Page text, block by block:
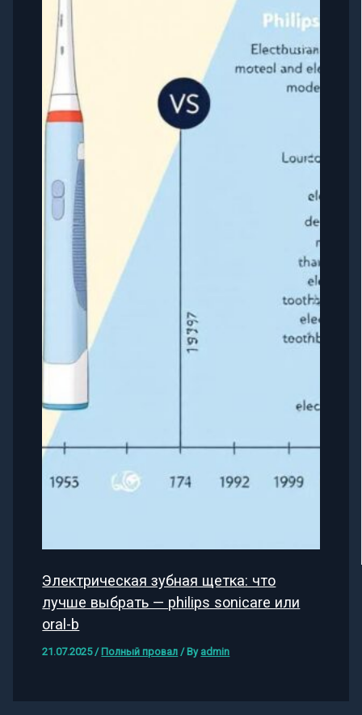
Электрическая зубная щетка: что
лучше выбрать — philips sonicare или
oral-b
21.07.2025 / Полный провал / By admin